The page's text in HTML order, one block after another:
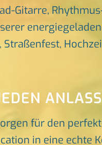
Gitarre,
ANLASS
für den
in eine echte